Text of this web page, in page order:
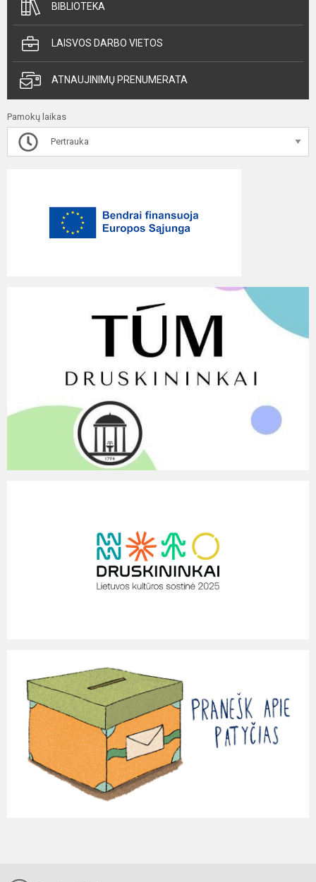
BIBLIOTEKA
LAISVOS DARBO VIETOS
ATNAUJINIMŲ PRENUMERATA
Pamokų laikas
Pertrauka